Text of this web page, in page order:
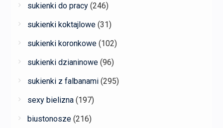
sukienki do pracy (246)
sukienki koktajlowe (31)
sukienki koronkowe (102)
sukienki dzianinowe (96)
sukienki z falbanami (295)
sexy bielizna (197)
biustonosze (216)